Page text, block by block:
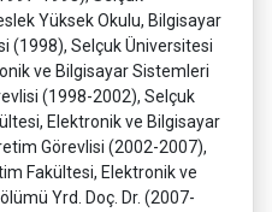
Yüksek Okulu, Bilgisayar
(1998), Selçuk Üniversitesi
ve Bilgisayar Sistemleri
(1998-2002), Selçuk
Elektronik ve Bilgisayar
Görevlisi (2002-2007),
Fakültesi, Elektronik ve
Yrd. Doç. Dr. (2007-